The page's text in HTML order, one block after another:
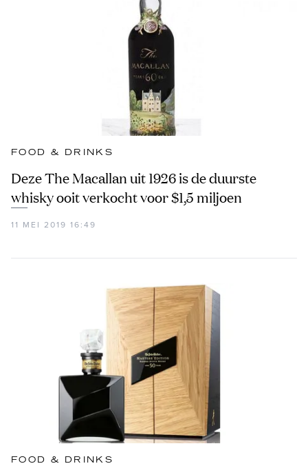
FOOD & DRINKS
Deze The Macallan uit 1926 is de duurste
whisky ooit verkocht voor $1,5 miljoen
11 MEI 2019 16:49
FOOD & DRINKS